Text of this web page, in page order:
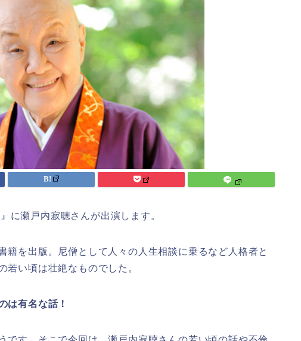
に瀬戸内寂聴さんが出演します。
籍を出版。尼僧として人々の人生相談に乗るなど人格者と
若い頃は壮絶なものでした。
は有名な話！